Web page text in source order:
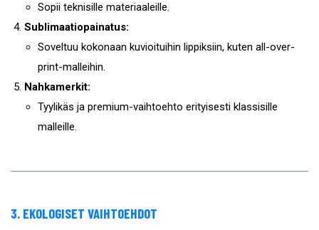
Sopii teknisille materiaaleille.
Sublimaatiopainatus:
Soveltuu kokonaan kuvioituihin lippiksiin, kuten all-over-
print-malleihin.
Nahkamerkit:
Tyylikäs ja premium-vaihtoehto erityisesti klassisille
malleille.
3. EKOLOGISET VAIHTOEHDOT